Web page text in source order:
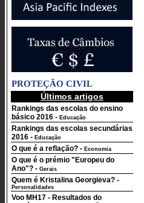
PROTEÇÃO CIVIL
Últimos artigos
Rankings das escolas do ensino
básico 2016 - Educação
Rankings das escolas secundárias
2016 - Educação
O que é a reflação? - Economia
O que é o prémio "Europeu do
Ano"? - Gerais
Quem é Kristalina Georgieva? -
Personalidades
Voo MH17 - Resultados do